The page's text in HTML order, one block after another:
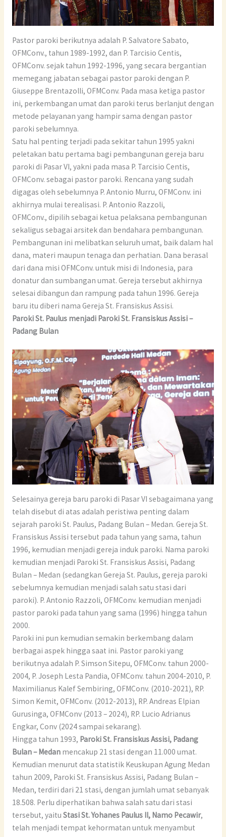
Pastor paroki berikutnya adalah P. Salvatore Sabato,
OFMConv., tahun 1989-1992, dan P. Tarcisio Centis,
OFMConv. sejak tahun 1992-1996, yang secara bergantian
memegang jabatan sebagai pastor paroki dengan P.
Giuseppe Brentazolli, OFMConv. Pada masa ketiga pastor
ini, perkembangan umat dan paroki terus berlanjut dengan
metode pelayanan yang hampir sama dengan pastor
paroki sebelumnya.
Satu hal penting terjadi pada sekitar tahun 1995 yakni
peletakan batu pertama bagi pembangunan gereja baru
paroki di Pasar VI, yakni pada masa P. Tarcisio Centis,
OFMConv. sebagai pastor paroki. Rencana yang sudah
digagas oleh sebelumnya P. Antonio Murru, OFMConv. ini
akhirnya mulai terealisasi. P. Antonio Razzoli,
OFMConv., dipilih sebagai ketua pelaksana pembangunan
sekaligus sebagai arsitek dan bendahara pembangunan.
Pembangunan ini melibatkan seluruh umat, baik dalam hal
dana, materi maupun tenaga dan perhatian. Dana berasal
dari dana misi OFMConv. untuk misi di Indonesia, para
donatur dan sumbangan umat. Gereja tersebut akhirnya
selesai dibangun dan rampung pada tahun 1996. Gereja
baru itu diberi nama Gereja St. Fransiskus Assisi.
Paroki St. Paulus menjadi Paroki St. Fransiskus Assisi –
Padang Bulan
Selesainya gereja baru paroki di Pasar VI sebagaimana yang
telah disebut di atas adalah peristiwa penting dalam
sejarah paroki St. Paulus, Padang Bulan – Medan. Gereja St.
Fransiskus Assisi tersebut pada tahun yang sama, tahun
1996, kemudian menjadi gereja induk paroki. Nama paroki
kemudian menjadi Paroki St. Fransiskus Assisi, Padang
Bulan – Medan (sedangkan Gereja St. Paulus, gereja paroki
sebelumnya kemudian menjadi salah satu stasi dari
paroki). P. Antonio Razzoli, OFMConv. kemudian menjadi
pastor paroki pada tahun yang sama (1996) hingga tahun
2000.
Paroki ini pun kemudian semakin berkembang dalam
berbagai aspek hingga saat ini. Pastor paroki yang
berikutnya adalah P. Simson Sitepu, OFMConv. tahun 2000-
2004, P. Joseph Lesta Pandia, OFMConv. tahun 2004-2010, P.
Maximilianus Kalef Sembiring, OFMConv. (2010-2021), RP.
Simon Kemit, OFMConv. (2012-2013), RP. Andreas Elpian
Gurusinga, OFMConv (2013 – 2024), RP. Lucio Adrianus
Engkar, Conv (2024 sampai sekarang).
Hingga tahun 1993, Paroki St. Fransiskus Assisi, Padang
Bulan – Medan mencakup 21 stasi dengan 11.000 umat.
Kemudian menurut data statistik Keuskupan Agung Medan
tahun 2009, Paroki St. Fransiskus Assisi, Padang Bulan –
Medan, terdiri dari 21 stasi, dengan jumlah umat sebanyak
18.508. Perlu diperhatikan bahwa salah satu dari stasi
tersebut, yaitu Stasi St. Yohanes Paulus II, Namo Pecawir,
telah menjadi tempat kehormatan untuk menyambut